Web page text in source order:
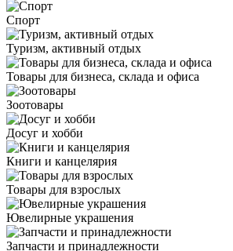
Спорт
Туризм, активный отдых
Товары для бизнеса, склада и офиса
Зоотовары
Досуг и хобби
Книги и канцелярия
Товары для взрослых
Ювелирные украшения
Запчасти и принадлежности